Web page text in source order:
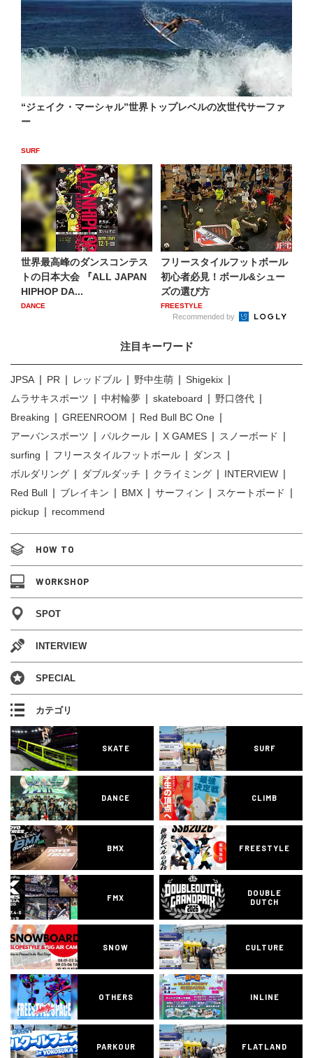
“ジェイク・マーシャル”世界トップレベルの次世代サーファ
ー
SURF
世界最高峰のダンスコンテス
トの日本大会 『ALL JAPAN
HIPHOP DA...
DANCE
フリースタイルフットボール
初心者必見！ボール&シュー
ズの選び方
FREESTYLE
Recommended by
注目キーワード
JPSA PR レッドブル 野中生萌
Shigekix
ムラサキスポーツ
中村輪夢 skateboard
野口啓代
Breaking
GREENROOM
Red Bull BC One
アーバンスポーツ
パルクール X GAMES
スノーボード
surfing
フリースタイルフットボール
ダンス
ボルダリング
ダブルダッチ クライミング
INTERVIEW
Red Bull
ブレイキン BMX サーフィン
スケートボード
pickup
recommend
HOW TO
WORKSHOP
SPOT
INTERVIEW
SPECIAL
カテゴリ
SKATE SURF
DANCE CLIMB
BMX FREESTYLE
FMX
DOUBLE
DUTCH
SNOW CULTURE
OTHERS INLINE
PARKOUR FLATLAND